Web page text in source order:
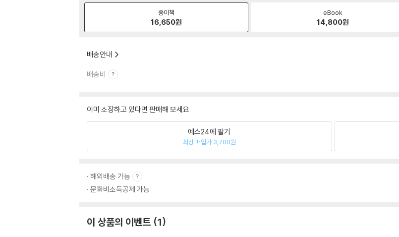
종이책
16,650원
eBook
14,800원
배송안내
배송비
이미 소장하고 있다면 판매해 보세요.
예스24에 팔기
최상 매입가 3,700원
해외배송 가능
문화비소득공제 가능
이 상품의 이벤트 1